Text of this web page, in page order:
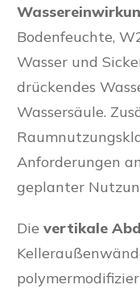
Bodenfeuchte,
Wasser und
drückendes
Wassersäule.
Anforderungen
geplanter
Die vertikale